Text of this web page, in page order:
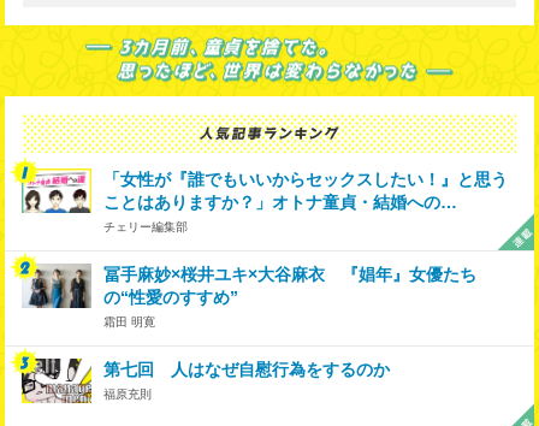
「女性が『誰でもいいからセックスしたい！』と思う
ことはありますか？」オトナ童貞・結婚への…
チェリー編集部
冨手麻妙×桜井ユキ×大谷麻衣 『娼年』女優たち
の“性愛のすすめ”
霜田 明寛
第七回 人はなぜ自慰行為をするのか
福原充則